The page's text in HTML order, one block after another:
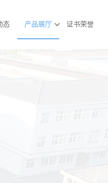
态 产品展厅 证书荣誉